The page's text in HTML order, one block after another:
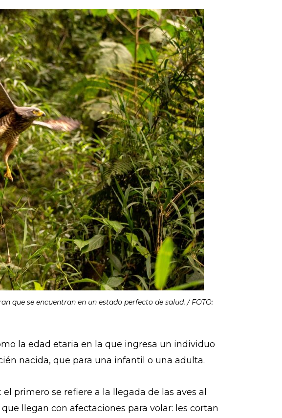
que se encuentran en un estado perfecto de salud. / FOTO:
la edad etaria en la que ingresa un individuo
nacida, que para una infantil o una adulta.
primero se refiere a la llegada de las aves al
llegan con afectaciones para volar: les cortan